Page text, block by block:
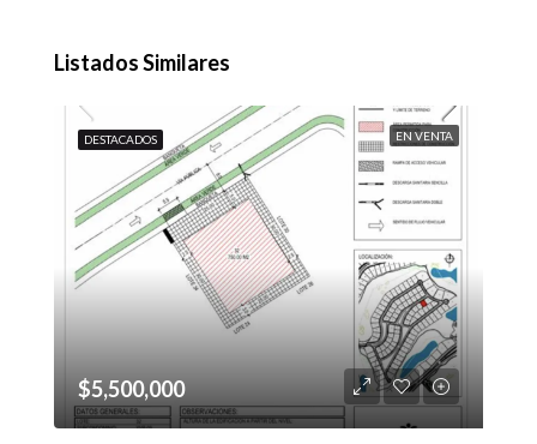
Listados Similares
DESTACADOS EN VENTA
$5,500,000